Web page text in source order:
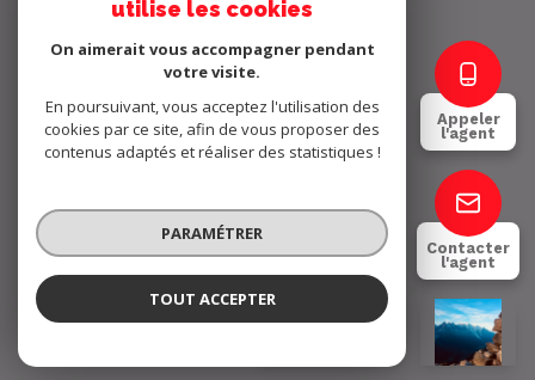
Yannick BRUEL
Appeler
l'agent
Contacter
l'agent
Nos honoraires
Cookies
© 2026 | Tous droits réservés
Réalisé par
utilise les cookies
On aimerait vous accompagner pendant
votre visite.
En poursuivant, vous acceptez l'utilisation des
cookies par ce site, afin de vous proposer des
contenus adaptés et réaliser des statistiques !
PARAMÉTRER
TOUT ACCEPTER